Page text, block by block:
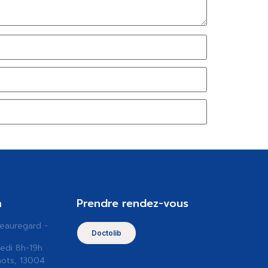
-
8h-19h
13004
Prendre rendez-vous
Doctolib